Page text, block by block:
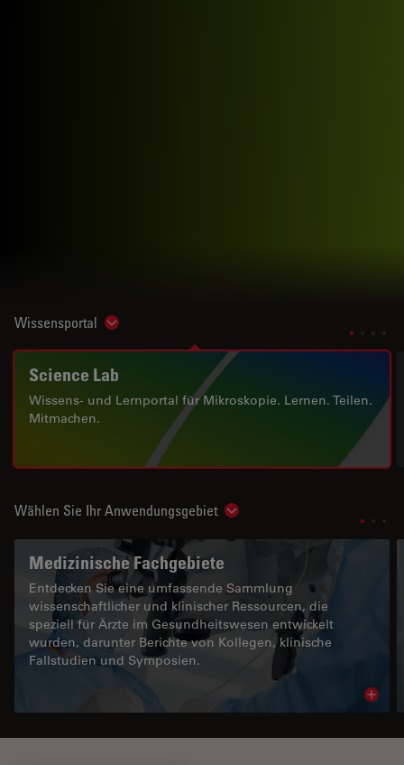
Wissensportal Show subnavigation
Science Lab
Wissens- und Lernportal für Mikroskopie. Lernen. Teilen.
Mitmachen.
Wählen Sie Ihr Anwendungsgebiet Show subnavigation
Medizinische Fachgebiete
Entdecken Sie eine umfassende Sammlung
wissenschaftlicher und klinischer Ressourcen, die
speziell für Ärzte im Gesundheitswesen entwickelt
wurden, darunter Berichte von Kollegen, klinische
Fallstudien und Symposien.